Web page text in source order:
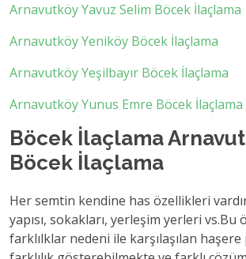
Arnavutköy Yavuz Selim Böcek İlaçlama
Arnavutköy Yeniköy Böcek İlaçlama
Arnavutköy Yeşilbayır Böcek İlaçlama
Arnavutköy Yunus Emre Böcek İlaçlama
Böcek İlaçlama
Böcek İlaçlama
Her semtin kendine has özellikleri
yapısı, sokakları, yerleşim yerleri
farklılklar nedeni ile karşılaşılan